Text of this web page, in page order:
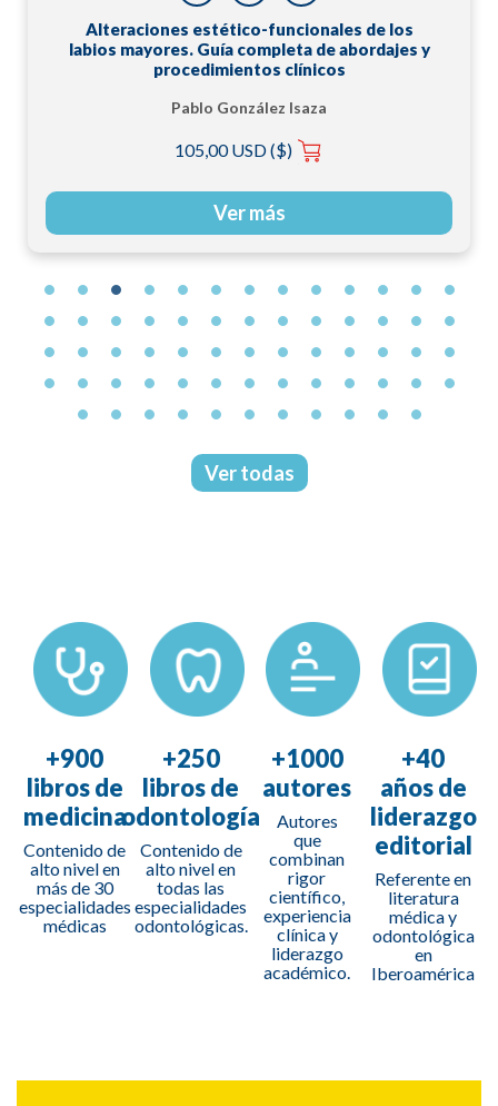
Alteraciones estético-funcionales de los
labios mayores. Guía completa de abordajes y
procedimientos clínicos
Pablo González Isaza
105,00 USD ($)
Ver más
Ver todas
+900
libros de
medicina
Contenido de
alto nivel en
más de 30
especialidades
médicas
+250
libros de
odontología
Contenido de
alto nivel en
todas las
especialidades
odontológicas.
+1000
autores
Autores
que
combinan
rigor
científico,
experiencia
clínica y
liderazgo
académico.
+40
años de
liderazgo
editorial
Referente en
literatura
médica y
odontológica
en
Iberoamérica